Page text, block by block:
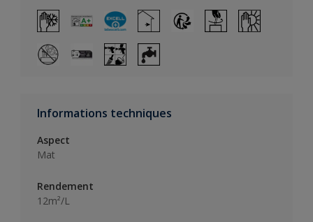
Informations techniques
Aspect
Mat
Rendement
12m²/L